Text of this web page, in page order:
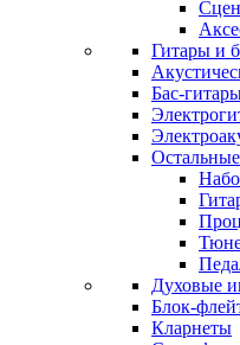
Гитары и
Бас-
Духовые
Блок-
Кларнеты